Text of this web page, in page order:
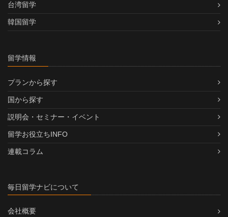
台湾留学
韓国留学
留学情報
プランから探す
国から探す
説明会・セミナー・イベント
留学お役立ちINFO
連載コラム
毎日留学ナビについて
会社概要